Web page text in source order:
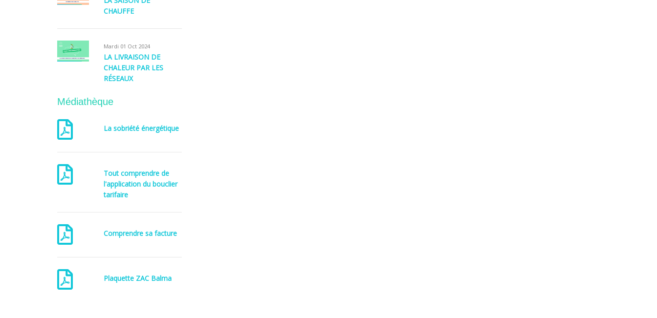
CHAUFFE
Mardi 01 Oct 2024
LA LIVRAISON DE
CHALEUR PAR LES
RÉSEAUX
Médiathèque
La sobriété énergétique
Tout comprendre de
l'application du bouclier
tarifaire
Comprendre sa facture
Plaquette ZAC Balma